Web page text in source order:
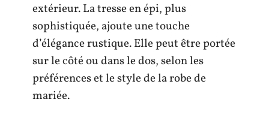
extérieur. La tresse en épi, plus
sophistiquée, ajoute une touche
d’élégance rustique. Elle peut être portée
sur le côté ou dans le dos, selon les
préférences et le style de la robe de
mariée.